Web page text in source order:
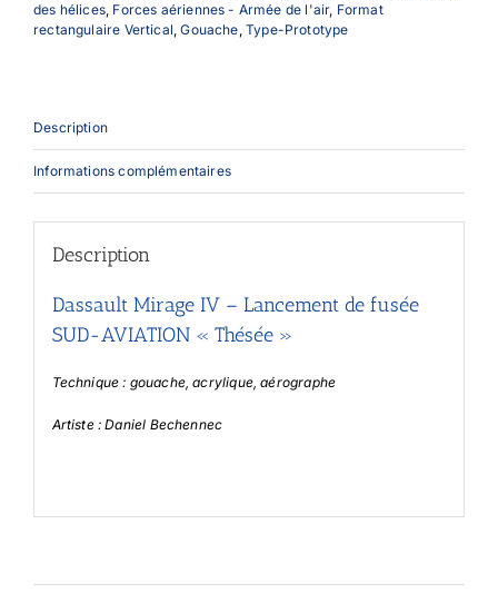
des hélices, Forces aériennes - Armée de l'air, Format
rectangulaire Vertical,Gouache, Type-Prototype
Description
Informations complémentaires
Description
Dassault Mirage IV – Lancement de fusée
SUD-AVIATION « Thésée »
Technique : gouache, acrylique, aérographe
Artiste : Daniel Bechennec